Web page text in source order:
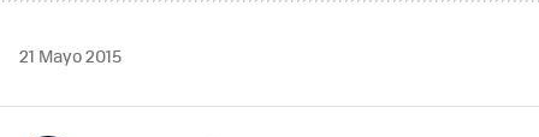
21 Mayo 2015